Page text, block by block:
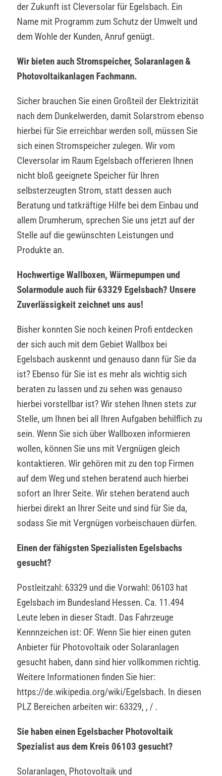
der Zukunft ist Cleversolar für Egelsbach. Ein
Name mit Programm zum Schutz der Umwelt und
dem Wohle der Kunden, Anruf genügt.
Wir bieten auch Stromspeicher, Solaranlagen &
Photovoltaikanlagen Fachmann.
Sicher brauchen Sie einen Großteil der Elektrizität
nach dem Dunkelwerden, damit Solarstrom ebenso
hierbei für Sie erreichbar werden soll, müssen Sie
sich einen Stromspeicher zulegen. Wir vom
Cleversolar im Raum Egelsbach offerieren Ihnen
nicht bloß geeignete Speicher für Ihren
selbsterzeugten Strom, statt dessen auch
Beratung und tatkräftige Hilfe bei dem Einbau und
allem Drumherum, sprechen Sie uns jetzt auf der
Stelle auf die gewünschten Leistungen und
Produkte an.
Hochwertige Wallboxen, Wärmepumpen und
Solarmodule auch für 63329 Egelsbach? Unsere
Zuverlässigkeit zeichnet uns aus!
Bisher konnten Sie noch keinen Profi entdecken
der sich auch mit dem Gebiet Wallbox bei
Egelsbach auskennt und genauso dann für Sie da
ist? Ebenso für Sie ist es mehr als wichtig sich
beraten zu lassen und zu sehen was genauso
hierbei vorstellbar ist? Wir stehen Ihnen stets zur
Stelle, um Ihnen bei all Ihren Aufgaben behilflich zu
sein. Wenn Sie sich über Wallboxen informieren
wollen, können Sie uns mit Vergnügen gleich
kontaktieren. Wir gehören mit zu den top Firmen
auf dem Weg und stehen beratend auch hierbei
sofort an Ihrer Seite. Wir stehen beratend auch
hierbei direkt an Ihrer Seite und sind für Sie da,
sodass Sie mit Vergnügen vorbeischauen dürfen.
Einen der fähigsten Spezialisten Egelsbachs
gesucht?
Postleitzahl: 63329 und die Vorwahl: 06103 hat
Egelsbach im Bundesland Hessen. Ca. 11.494
Leute leben in dieser Stadt. Das Fahrzeuge
Kennnzeichen ist: OF. Wenn Sie hier einen guten
Anbieter für Photovoltaik oder Solaranlagen
gesucht haben, dann sind hier vollkommen richtig.
Weitere Informationen finden Sie hier:
https://de.wikipedia.org/wiki/Egelsbach. In diesen
PLZ Bereichen arbeiten wir: 63329, , / .
Sie haben einen Egelsbacher Photovoltaik
Spezialist aus dem Kreis 06103 gesucht?
Solaranlagen, Photovoltaik und